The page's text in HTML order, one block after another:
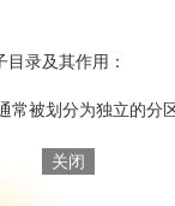
关闭
录及其作用：
常被划分为独立的分